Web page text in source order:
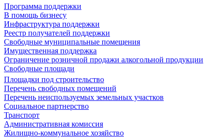
Программа поддержки
В помощь бизнесу
Инфраструктура поддержки
Реестр получателей поддержки
Свободные муниципальные помещения
Имущественная поддержка
Ограничение розничной продажи алкогольной продукции
Свободные площади
Площадки под строительство
Перечень свободных помещений
Перечень неиспользуемых земельных участков
Социальное партнерство
Транспорт
Административная комиссия
Жилищно-коммунальное хозяйство